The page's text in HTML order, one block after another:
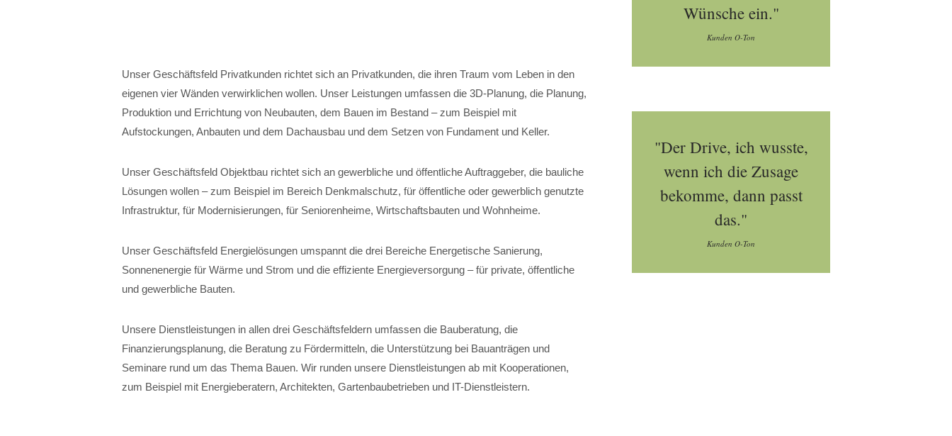
Unser Geschäftsfeld Privatkunden richtet sich an Privatkunden, die ihren Traum vom Leben in den
eigenen vier Wänden verwirklichen wollen. Unser Leistungen umfassen die 3D-Planung, die Planung,
Produktion und Errichtung von Neubauten, dem Bauen im Bestand – zum Beispiel mit
Aufstockungen, Anbauten und dem Dachausbau und dem Setzen von Fundament und Keller.
Unser Geschäftsfeld Objektbau richtet sich an gewerbliche und öffentliche Auftraggeber, die bauliche
Lösungen wollen – zum Beispiel im Bereich Denkmalschutz, für öffentliche oder gewerblich genutzte
Infrastruktur, für Modernisierungen, für Seniorenheime, Wirtschaftsbauten und Wohnheime.
Unser Geschäftsfeld Energielösungen umspannt die drei Bereiche Energetische Sanierung,
Sonnenenergie für Wärme und Strom und die effiziente Energieversorgung – für private, öffentliche
und gewerbliche Bauten.
Unsere Dienstleistungen in allen drei Geschäftsfeldern umfassen die Bauberatung, die
Finanzierungsplanung, die Beratung zu Fördermitteln, die Unterstützung bei Bauanträgen und
Seminare rund um das Thema Bauen. Wir runden unsere Dienstleistungen ab mit Kooperationen,
zum Beispiel mit Energieberatern, Architekten, Gartenbaubetrieben und IT-Dienstleistern.
Wünsche ein."
Kunden O-Ton
"Der Drive, ich wusste,
wenn ich die Zusage
bekomme, dann passt
das."
Kunden O-Ton